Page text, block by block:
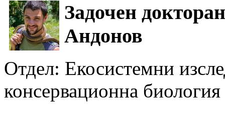
Задочен
Андонов
Oтдел: Екосистемни
консервационна биология